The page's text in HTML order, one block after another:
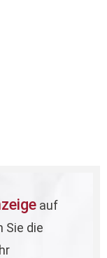
auf
Sie die